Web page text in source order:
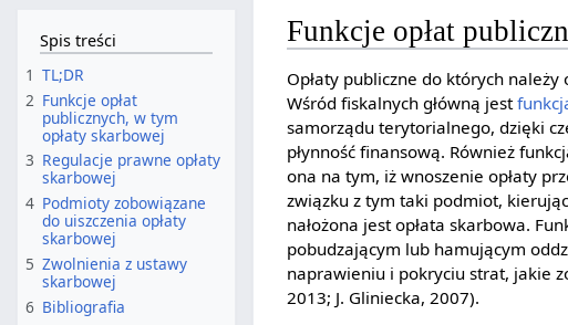
Funkcje opłat
Opłaty publiczne do których
Wśród fiskalnych główną jest
samorządu terytorialnego, dzięki
płynność finansową. Również
ona na tym, iż wnoszenie opłaty
związku z tym taki podmiot,
nałożona jest opłata skarbowa.
pobudzającym lub hamującym
naprawieniu i pokryciu strat, jakie
2013; J. Gliniecka, 2007).
Spis treści
1 TL;DR
2 Funkcje opłat
publicznych, w tym
opłaty skarbowej
3 Regulacje prawne opłaty
skarbowej
4 Podmioty zobowiązane
do uiszczenia opłaty
skarbowej
5 Zwolnienia z ustawy
skarbowej
6 Bibliografia